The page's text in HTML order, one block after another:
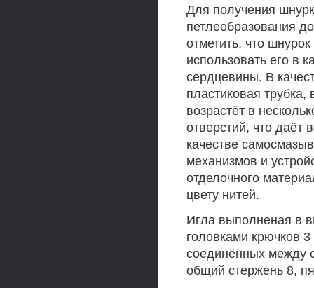
Для получения
петлеобразования
отметить, что
использовать его в
сердцевины. В
пластиковая
возрастёт в
отверстий, что даёт
качестве
механизмов и
отделочного
цвету нитей.
Игла выполненая в
головками крючков
соединённых между
общий стержень 8,